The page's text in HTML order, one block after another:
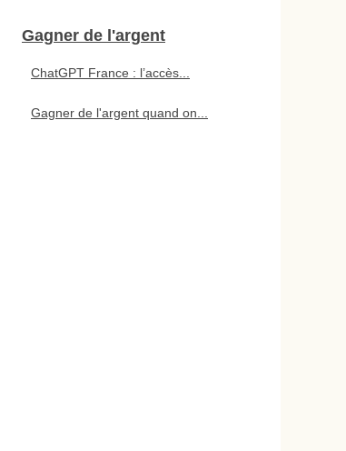
Gagner de l'argent
ChatGPT France : l’accès...
Gagner de l'argent quand on...